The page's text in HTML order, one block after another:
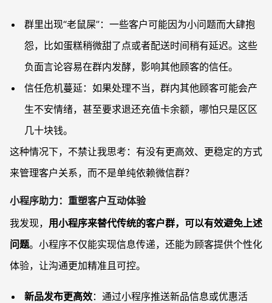
群里出现“老鼠屎”：一些客户可能因为小问题而大肆抱
怨，比如蛋糕稍微甜了点或者配送时间稍有延迟。这些
负面言论容易在群内发酵，影响其他顾客的信任。
信任危机蔓延：如果处理不当，群内其他顾客可能会产
生不安情绪，甚至要求退还充值卡余额，哪怕只是区区
几十块钱。
这种情况下，不禁让我思考：有没有更高效、更稳定的方式
来管理客户关系，而不是单纯依赖微信群？
小程序助力：重塑客户互动体验
我发现， 用小程序来替代传统的客户群，可以有效避免上述
问题。小程序不仅能实现信息传递，还能为顾客提供个性化
体验，让沟通更加精准且可控。
新品发布更高效：通过小程序推送新品信息或优惠活